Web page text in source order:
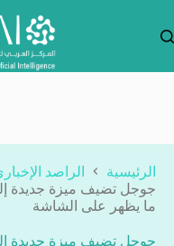
المحتوى
الرئيسية
الراصد
جوجل تضيف ميزة جديدة
ما يظهر على الشاشة
جوجل تضيف ميزة جديدة